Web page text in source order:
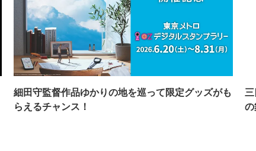
細田守監督作品ゆかりの地を巡って限定グッズがも
らえるチャンス！